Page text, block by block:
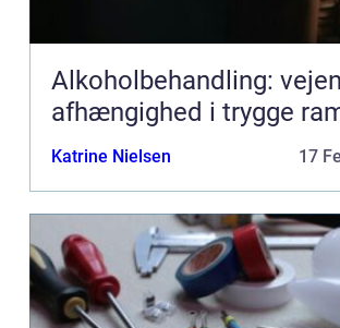
Alkoholbehandling:
afhængighed i trygge
Katrine Nielsen 17